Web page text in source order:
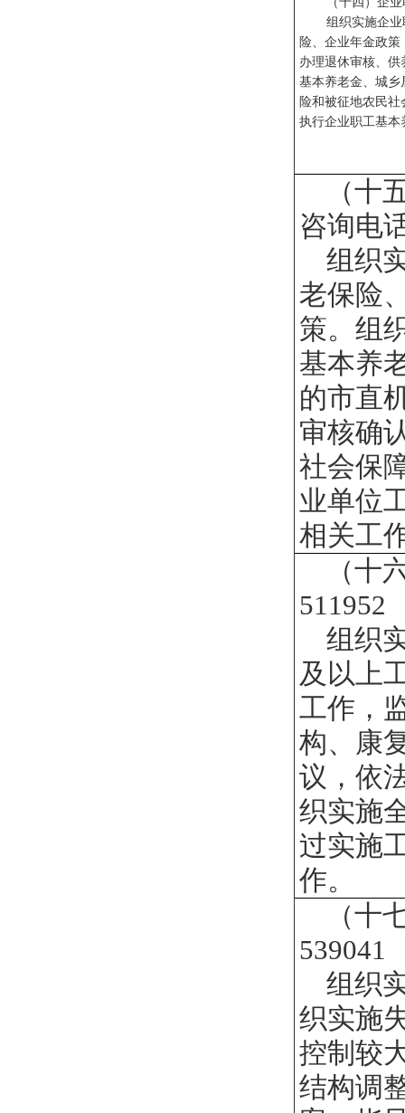
组织实施企
险、企业年金政
办理退休审核、
基本养老金、城乡
险和被征地农民
执行企业职工基本
（十
咨询电
组织
老保险
策。组
基本养
的市直
审核确
社会保
业单位
相关工
（十
511952
组织
及以上
工作，
构、康
议，依
织实施
过实施
作。
（十
539041
组织
织实施
控制较
结构调